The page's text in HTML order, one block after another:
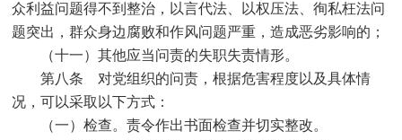
众利益问题得不到整治，以言代法、以权压法、徇私枉法问
题突出，群众身边腐败和作风问题严重，造成恶劣影响的；
（十一）其他应当问责的失职失责情形。
第八条 对党组织的问责，根据危害程度以及具体情
况，可以采取以下方式：
（一）检查。责令作出书面检查并切实整改。